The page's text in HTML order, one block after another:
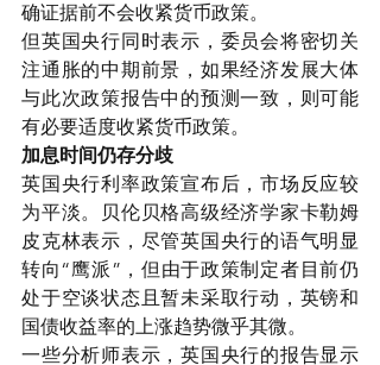
确证据前不会收紧货币政策。
但英国央行同时表示，委员会将密切关
注通胀的中期前景，如果经济发展大体
与此次政策报告中的预测一致，则可能
有必要适度收紧货币政策。
加息时间仍存分歧
英国央行利率政策宣布后，市场反应较
为平淡。贝伦贝格高级经济学家卡勒姆
皮克林表示，尽管英国央行的语气明显
转向“鹰派”，但由于政策制定者目前仍
处于空谈状态且暂未采取行动，英镑和
国债收益率的上涨趋势微乎其微。
一些分析师表示，英国央行的报告显示